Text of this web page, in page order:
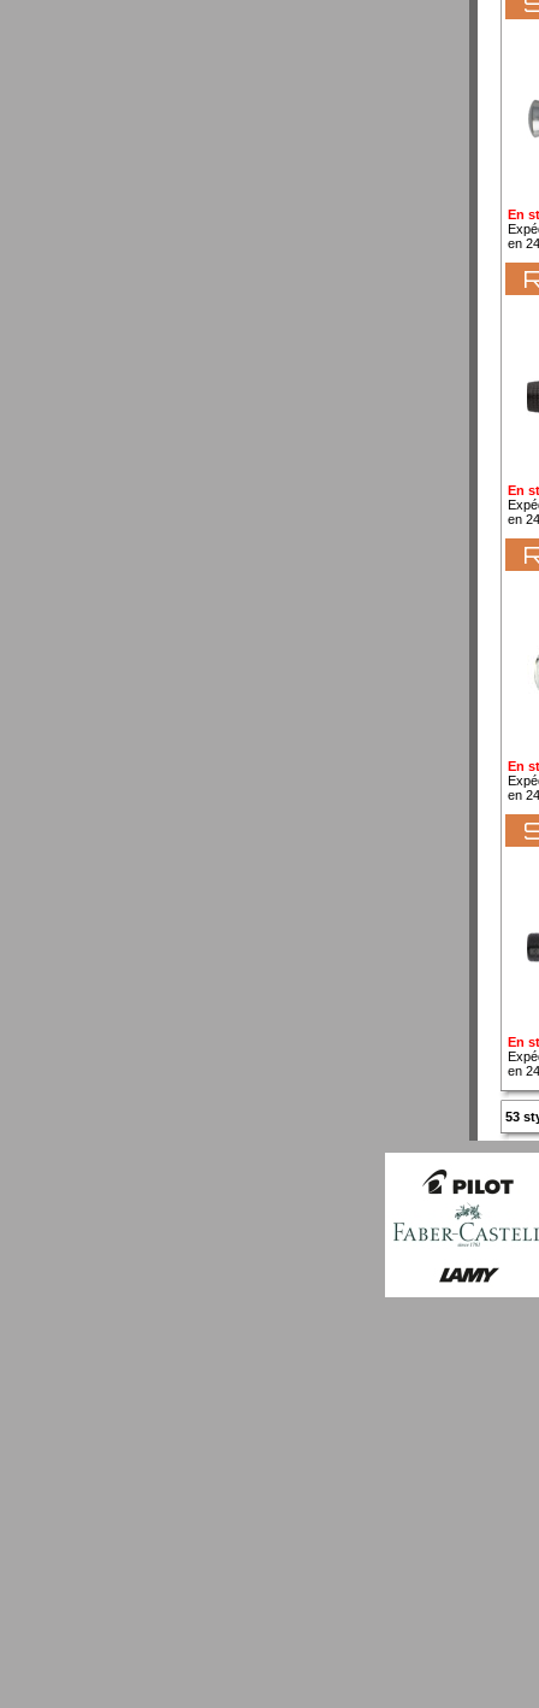
En
en
En
en
En
en
En
en
53